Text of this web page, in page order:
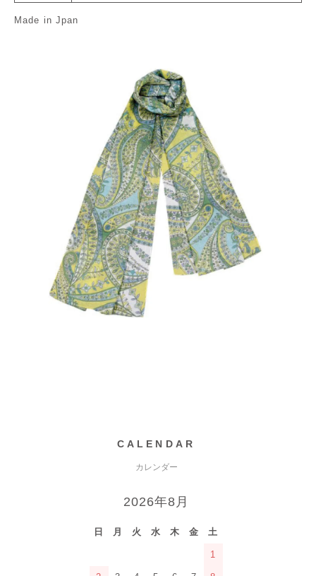
Made in Jpan
CALENDAR
カレンダー
2026年8月
日 月 火 水 木 金 土
1